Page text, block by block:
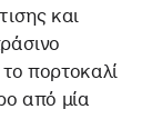
και
πορτοκαλί
από μία